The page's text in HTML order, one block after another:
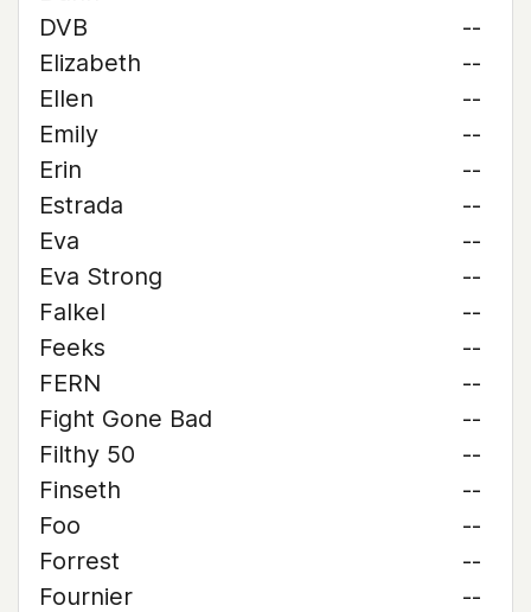
DVB
--
Elizabeth
--
Ellen
--
Emily
--
Erin
--
Estrada
--
Eva
--
Eva Strong
--
Falkel
--
Feeks
--
FERN
--
Fight Gone Bad
--
Filthy 50
--
Finseth
--
Foo
--
Forrest
--
Fournier
--